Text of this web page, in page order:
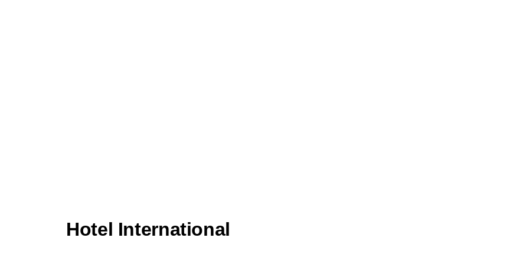
Hotel International